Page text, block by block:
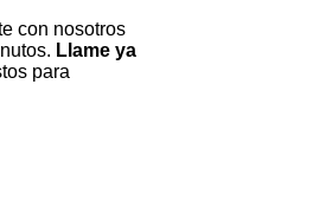
con nosotros
Llame ya
para